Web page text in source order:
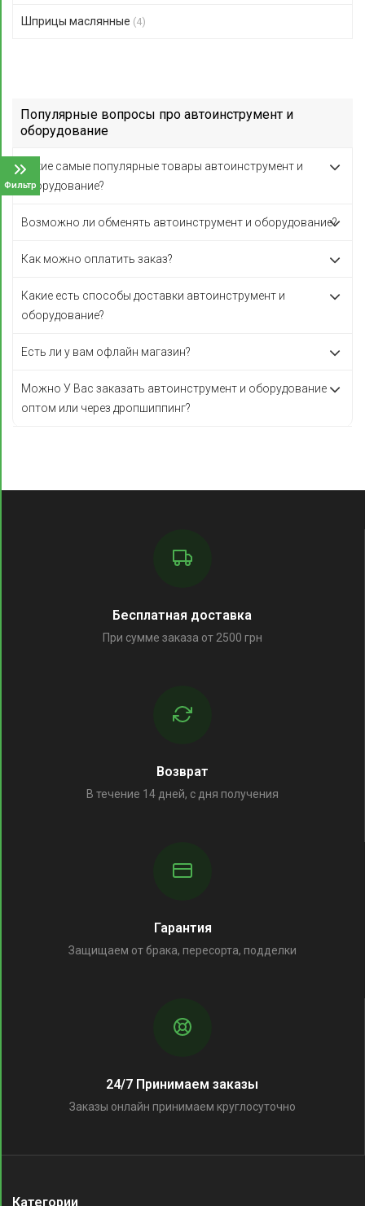
Фильтр
Шприцы маслянные (4)
Популярные вопросы про автоинструмент и
оборудование
Какие самые популярные товары автоинструмент и
оборудование?
Возможно ли обменять автоинструмент и оборудование?
Как можно оплатить заказ?
Какие есть способы доставки автоинструмент и
оборудование?
Есть ли у вам офлайн магазин?
Можно У Вас заказать автоинструмент и оборудование
оптом или через дропшиппинг?
Бесплатная доставка
При сумме заказа от 2500 грн
Возврат
В течение 14 дней, с дня получения
Гарантия
Защищаем от брака, пересорта, подделки
24/7 Принимаем заказы
Заказы онлайн принимаем круглосуточно
Категории